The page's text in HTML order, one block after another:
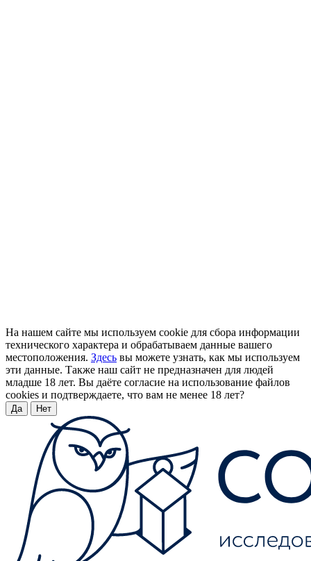
На нашем сайте мы используем cookie для сбора информации
технического характера и обрабатываем данные вашего
местоположения. Здесь вы можете узнать, как мы используем
эти данные. Также наш сайт не предназначен для людей
младше 18 лет. Вы даёте согласие на использование файлов
cookies и подтверждаете, что вам не менее 18 лет?
Да Нет